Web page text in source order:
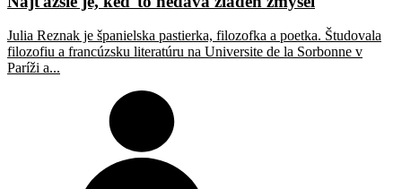
Julia Reznak je španielska pastierka, filozofka a poetka. Študovala
filozofiu a francúzsku literatúru na Universite de la Sorbonne v
Paríži a...